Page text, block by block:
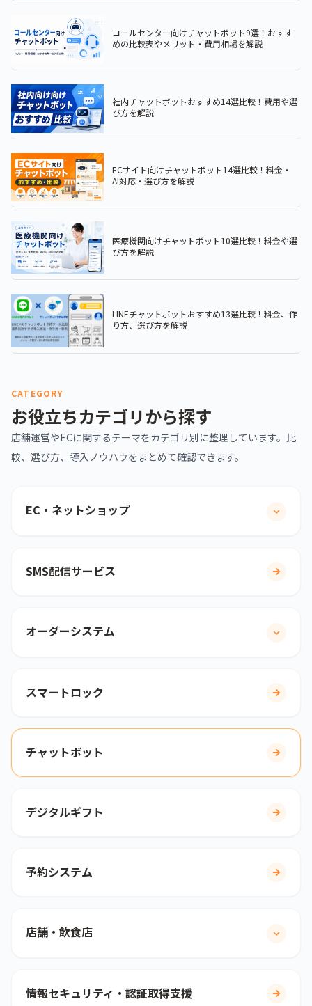
コールセンター向けチャットボット9選！おすす
めの比較表やメリット・費用相場を解説
社内チャットボットおすすめ14選比較！費用や選
び方を解説
ECサイト向けチャットボット14選比較！料金・
AI対応・選び方を解説
医療機関向けチャットボット10選比較！料金や選
び方を解説
LINEチャットボットおすすめ13選比較！料金、作
り方、選び方を解説
CATEGORY
お役立ちカテゴリから探す
店舗運営やECに関するテーマをカテゴリ別に整理しています。比
較、選び方、導入ノウハウをまとめて確認できます。
EC・ネットショップ
SMS配信サービス
オーダーシステム
スマートロック
チャットボット
デジタルギフト
予約システム
店舗・飲食店
情報セキュリティ・認証取得支援